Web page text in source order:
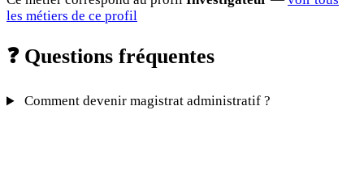
les métiers de ce profil
❓Questions fréquentes
Comment devenir magistrat administratif ?